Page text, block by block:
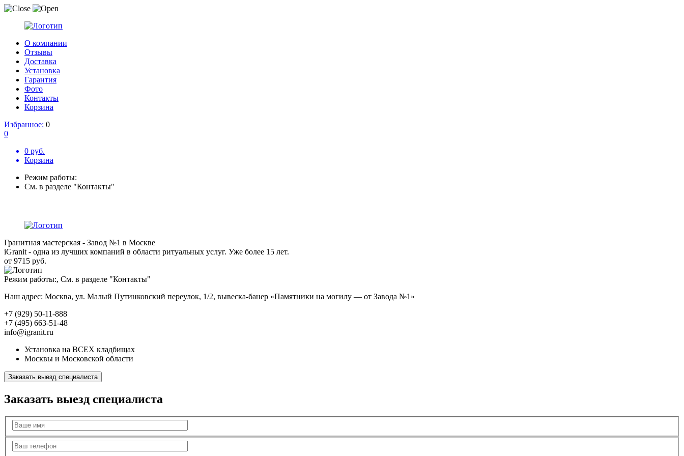
О компании
Отзывы
Доставка
Установка
Гарантия
Фото
Контакты
Корзина
Избранное: 0
0
0 руб.
Корзина
Режим работы:
См. в разделе "Контакты"
Гранитная мастерская - Завод №1 в Москве
iGranit - одна из лучших компаний в области ритуальных услуг. Уже более 15 лет.
от 9715 руб.
Режим работы:, См. в разделе "Контакты"
Наш адрес: Москва, ул. Малый Путинковский переулок, 1/2, вывеска-банер «Памятники на могилу — от Завода №1»
+7 (929) 50-11-888
+7 (495) 663-51-48
info@igranit.ru
Установка на ВСЕХ кладбищах
Москвы и Московской области
Заказать выезд специалиста
Заказать выезд специалиста